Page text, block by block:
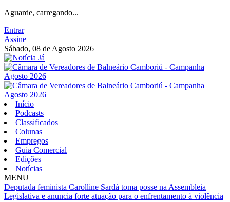
Aguarde, carregando...
Entrar
Assine
Sábado, 08 de Agosto 2026
Início
Podcasts
Classificados
Colunas
Empregos
Guia Comercial
Edições
Notícias
MENU
Deputada feminista Carolline Sardá toma posse na Assembleia
Legislativa e anuncia forte atuação para o enfrentamento à violência